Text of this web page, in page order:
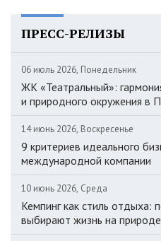
ПРЕСС-РЕЛИЗЫ
06 июль 2026, Понедельник
ЖК «Театральный»:
и природного окружения в
14 июнь 2026, Воскресенье
9 критериев идеального
международной компании
10 июнь 2026, Среда
Кемпинг как стиль отдыха:
выбирают жизнь на природе